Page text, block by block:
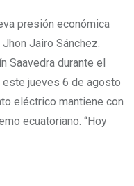
presión económica
Jairo Sánchez.
Saavedra durante el
este jueves 6 de agosto
eléctrico mantiene con
ecuatoriano. “Hoy